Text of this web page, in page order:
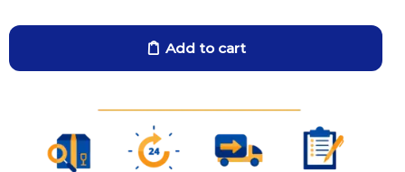
Add to cart